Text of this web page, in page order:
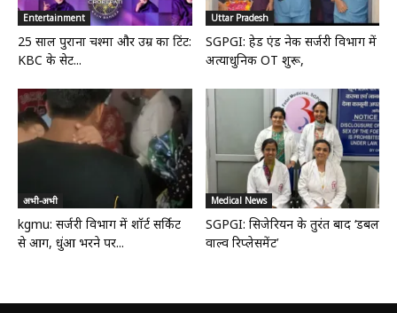
Entertainment
25 साल पुराना चश्मा और उम्र का टिंट:
KBC के सेट...
Uttar Pradesh
SGPGI: हेड एंड नेक सर्जरी विभाग में
अत्याधुनिक OT शुरू,
अभी-अभी
kgmu: सर्जरी विभाग में शॉर्ट सर्किट
से आग, धुंआ भरने पर...
Medical News
SGPGI: सिजेरियन के तुरंत बाद ‘डबल
वाल्व रिप्लेसमेंट’